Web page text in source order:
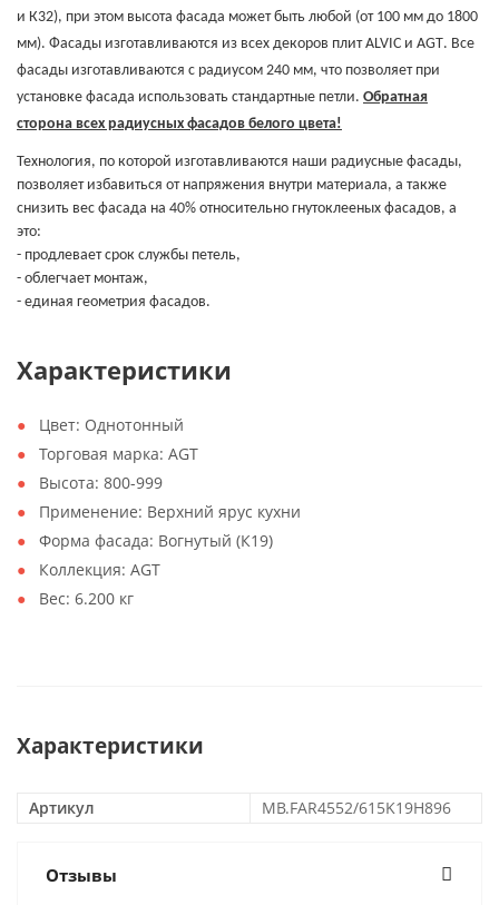
и К32), при этом высота фасада может быть любой (от 100 мм до 1800
мм). Фасады изготавливаются из всех декоров плитALVIC и AGT. Все
фасады изготавливаются с радиусом 240 мм, что позволяет при
установке фасада использовать стандартные петли. Обратная
сторона всех радиусных фасадов белого цвета!
Технология, по которой изготавливаются наши радиусные фасады,
позволяет избавиться от напряжения внутри материала, а также
снизить вес фасада на 40% относительно гнутоклееных фасадов, а
это:
- продлевает срок службы петель,
- облегчает монтаж,
- единая геометрия фасадов.
Характеристики
Цвет: Однотонный
Торговая марка: AGT
Высота: 800-999
Применение: Верхний ярус кухни
Форма фасада: Вогнутый (К19)
Коллекция: AGT
Вес: 6.200 кг
Характеристики
Артикул MB.FAR4552/615K19H896
Отзывы